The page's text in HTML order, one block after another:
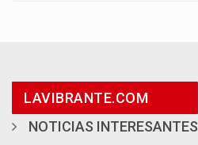
LAVIBRANTE.COM
NOTICIAS INTERESANTES